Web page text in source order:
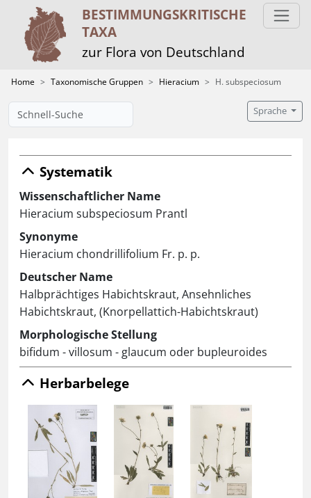
BESTIMMUNGS­KRITISCHE
TAXA
zur Flora von Deutschland
Home Taxonomische Gruppen Hieracium H. subspeciosum
Sprache
Systematik
Wissenschaftlicher Name
Hieracium subspeciosum Prantl
Synonyme
Hieracium chondrillifolium Fr. p. p.
Deutscher Name
Halbprächtiges Habichtskraut, Ansehnliches
Habichtskraut, (Knorpellattich-Habichtskraut)
Morphologische Stellung
bifidum - villosum - glaucum oder bupleuroides
Herbarbelege